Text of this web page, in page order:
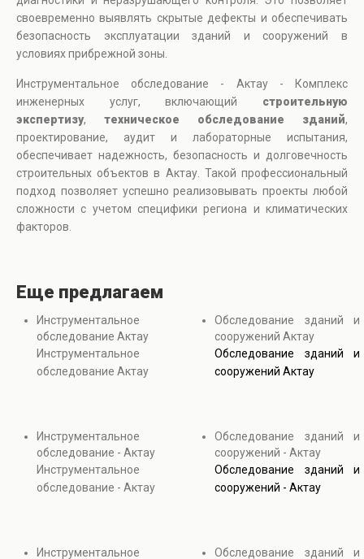
своевременно выявлять скрытые дефекты и обеспечивать
безопасность эксплуатации зданий и сооружений в
условиях прибрежной зоны.
Инструментальное обследование - Актау - Комплекс
инженерных услуг, включающий строительную
экспертизу, техническое обследование зданий,
проектирование, аудит и лабораторные испытания,
обеспечивает надежность, безопасность и долговечность
строительных объектов в Актау. Такой профессиональный
подход позволяет успешно реализовывать проекты любой
сложности с учетом специфики региона и климатических
факторов.
Еще предлагаем
Инструментальное
обследование Актау
Инструментальное
обследование Актау
Инструментальное
обследование - Актау
Инструментальное
обследование - Актау
Инструментальное
Обследование зданий и
сооружений Актау
Обследование зданий и
сооружений Актау
Обследование зданий и
сооружений - Актау
Обследование зданий и
сооружений - Актау
Обследование зданий и